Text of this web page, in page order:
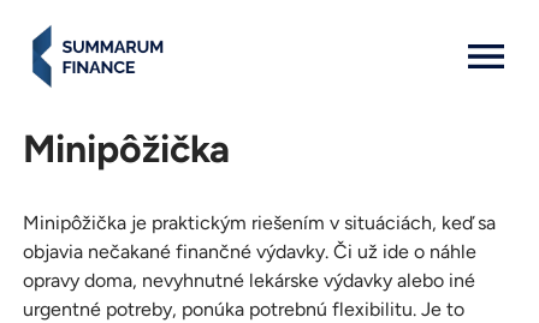
Minipôžička
Minipôžička je praktickým riešením v situáciách, keď sa
objavia nečakané finančné výdavky. Či už ide o náhle
opravy doma, nevyhnutné lekárske výdavky alebo iné
urgentné potreby, ponúka potrebnú flexibilitu. Je to